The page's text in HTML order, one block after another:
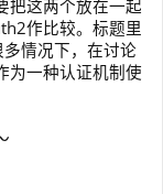
把这两个放在一起
作比较。标题里
情况下，在讨论
为一种认证机制使